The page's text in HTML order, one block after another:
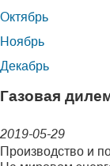
Октябрь
Ноябрь
Декабрь
Газовая
2019-05-29
Производство и